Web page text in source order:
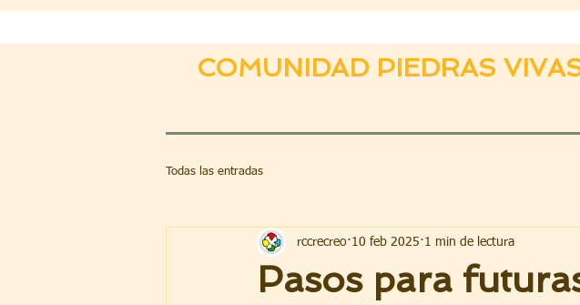
COMUNIDAD PIEDRAS
Todas las entradas
Pasos para
rccrecreo 10 feb 2025 1 min de lectura